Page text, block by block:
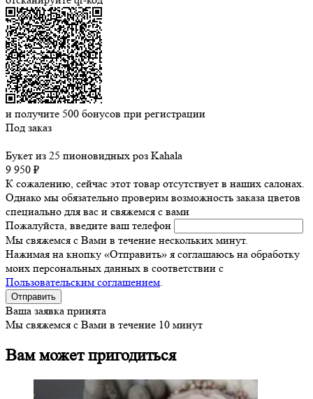
и получите 500 бонусов при регистрации
Под заказ
Букет из 25 пионовидных роз Kahala
9 950 ₽
К сожалению, сейчас этот товар отсутствует в наших салонах.
Однако мы обязательно проверим возможность заказа цветов
специально для вас и свяжемся с вами
Пожалуйста, введите ваш телефон
Мы свяжемся с Вами в течение нескольких минут.
Нажимая на кнопку «Отправить» я соглашаюсь на обработку
моих персональных данных в соответствии с
Пользовательским соглашением.
Ваша заявка принята
Мы свяжемся с Вами в течение 10 минут
Вам может пригодиться